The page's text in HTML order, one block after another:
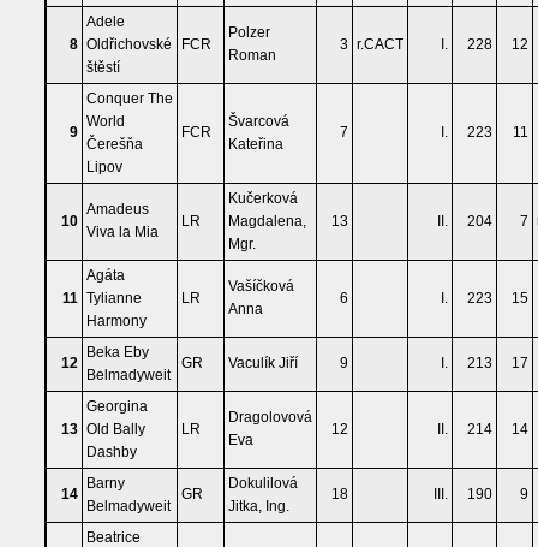
8
Adele
Oldřichovské
štěstí
FCR
Polzer
Roman
3 r.CACT I. 228 12
9
Conquer The
World
Čerešňa
Lipov
FCR
Švarcová
Kateřina
7 I. 223 11
10
Amadeus
Viva la Mia
LR
Kučerková
Magdalena,
Mgr.
13 II. 204 7
11
Agáta
Tylianne
Harmony
LR
Vašíčková
Anna
6 I. 223 15
12
Beka Eby
Belmadyweit
GR Vaculík Jiří 9 I. 213 17
13
Georgina
Old Bally
Dashby
LR
Dragolovová
Eva
12 II. 214 14
14
Barny
Belmadyweit
GR
Dokulilová
Jitka, Ing.
18 III. 190 9
Beatrice